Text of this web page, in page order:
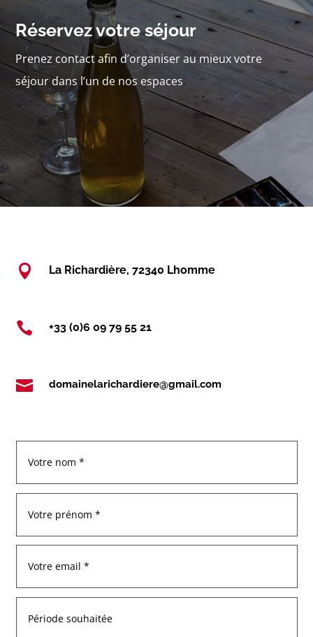
Réservez votre séjour
Prenez contact afin d’organiser au mieux votre
séjour dans l’un de nos espaces
 La Richardière, 72340 Lhomme
 +33 (0)6 09 79 55 21
 domainelarichardiere@gmail.com